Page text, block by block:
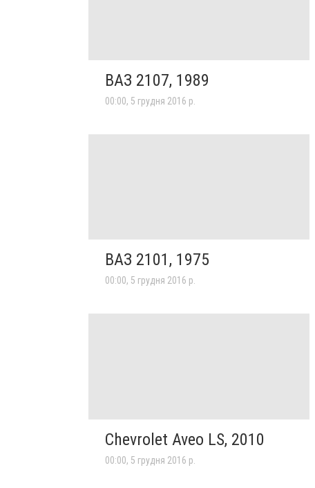
ВАЗ 2107, 1989
00:00, 5 грудня 2016 р.
ВАЗ 2101, 1975
00:00, 5 грудня 2016 р.
Chevrolet Aveo LS, 2010
00:00, 5 грудня 2016 р.